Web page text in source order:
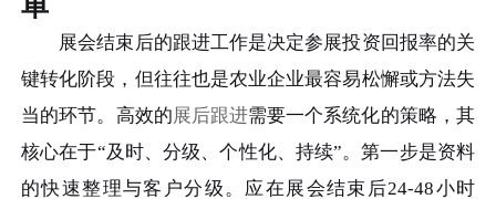
单
展会结束后的跟进工作是决定参展投资回报率的关
键转化阶段，但往往也是农业企业最容易松懈或方法失
当的环节。高效的展后跟进需要一个系统化的策略，其
核心在于“及时、分级、个性化、持续”。第一步是资料
的快速整理与客户分级。应在展会结束后24-48小时